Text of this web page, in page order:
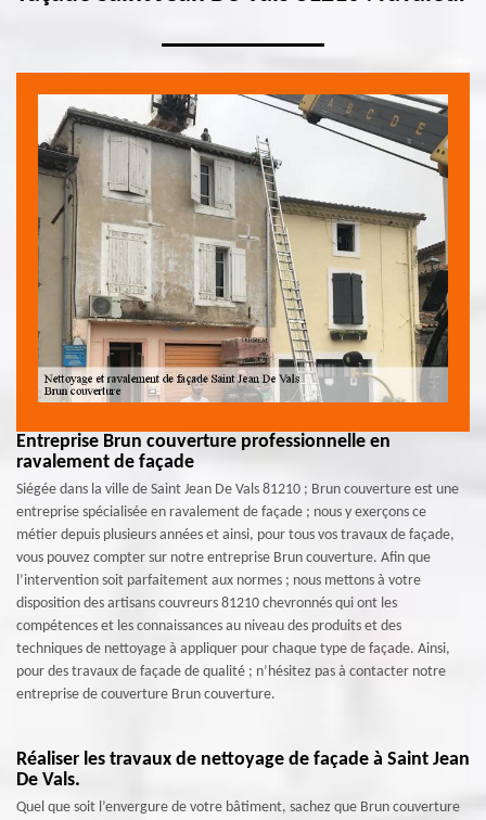
Entreprise Brun couverture professionnelle en
ravalement de façade
Siégée dans la ville de Saint Jean De Vals 81210 ; Brun couverture est une
entreprise spécialisée en ravalement de façade ; nous y exerçons ce
métier depuis plusieurs années et ainsi, pour tous vos travaux de façade,
vous pouvez compter sur notre entreprise Brun couverture. Afin que
l’intervention soit parfaitement aux normes ; nous mettons à votre
disposition des artisans couvreurs 81210 chevronnés qui ont les
compétences et les connaissances au niveau des produits et des
techniques de nettoyage à appliquer pour chaque type de façade. Ainsi,
pour des travaux de façade de qualité ; n’hésitez pas à contacter notre
entreprise de couverture Brun couverture.
Réaliser les travaux de nettoyage de façade à Saint Jean
De Vals.
Quel que soit l’envergure de votre bâtiment, sachez que Brun couverture